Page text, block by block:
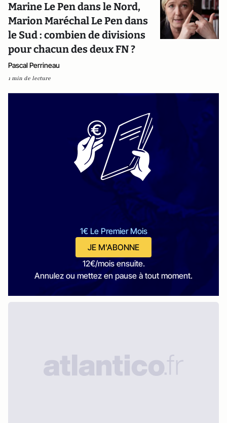
Marine Le Pen dans le Nord,
Marion Maréchal Le Pen dans
le Sud : combien de divisions
pour chacun des deux FN ?
Pascal Perrineau
1 min de lecture
1€ Le Premier Mois
JE M'ABONNE
12€/mois ensuite.
Annulez ou mettez en pause à tout moment.